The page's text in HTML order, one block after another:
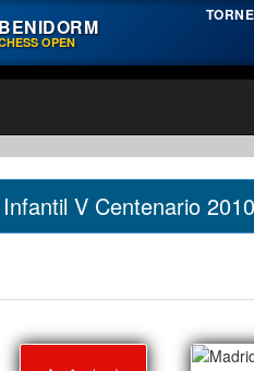
BENIDORM
OPEN
V Centenario 2010